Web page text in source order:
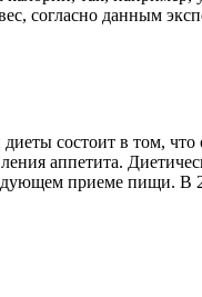
согласно данным
состоит в том,
аппетита.
приеме пищи. В